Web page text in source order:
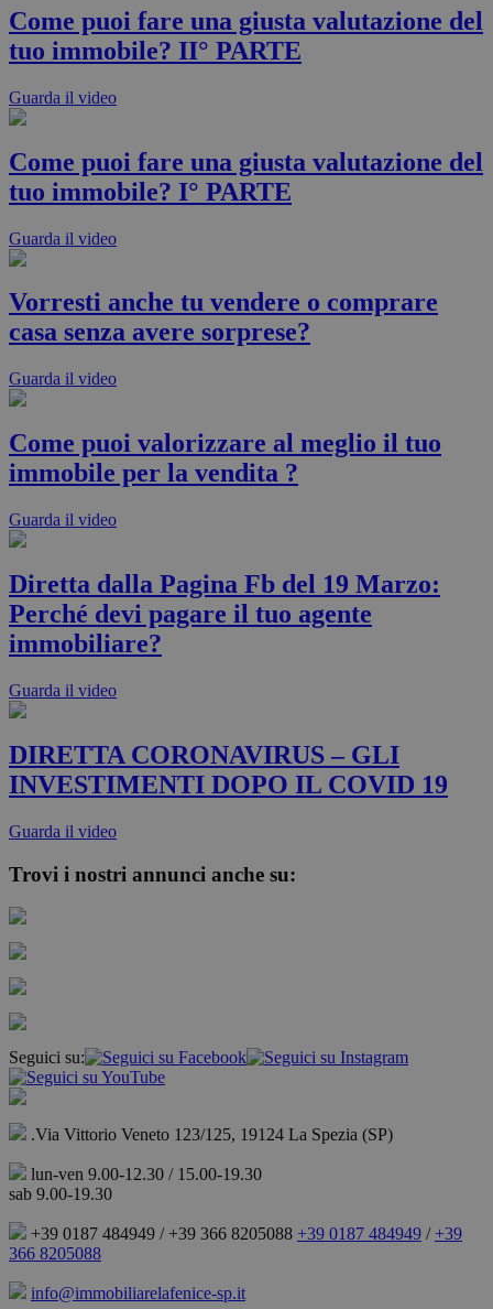
Come puoi fare una giusta valutazione del
tuo immobile? II° PARTE
Guarda il video
Come puoi fare una giusta valutazione del
tuo immobile? I° PARTE
Guarda il video
Vorresti anche tu vendere o comprare
casa senza avere sorprese?
Guarda il video
Come puoi valorizzare al meglio il tuo
immobile per la vendita ?
Guarda il video
Diretta dalla Pagina Fb del 19 Marzo:
Perché devi pagare il tuo agente
immobiliare?
Guarda il video
DIRETTA CORONAVIRUS – GLI
INVESTIMENTI DOPO IL COVID 19
Guarda il video
Trovi i nostri annunci anche su:
Seguici su:
.Via Vittorio Veneto 123/125, 19124 La Spezia (SP)
lun-ven 9.00-12.30 / 15.00-19.30
sab 9.00-19.30
+39 0187 484949 / +39 366 8205088 +39 0187 484949 / +39
366 8205088
info@immobiliarelafenice-sp.it